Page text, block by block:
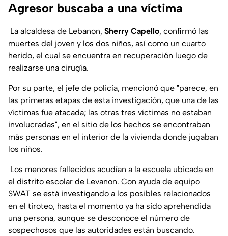
Agresor buscaba a una víctima
La alcaldesa de Lebanon, Sherry Capello, confirmó las
muertes del joven y los dos niños, así como un cuarto
herido, el cual se encuentra en recuperación luego de
realizarse una cirugía.
Por su parte, el jefe de policía, mencionó que "parece, en
las primeras etapas de esta investigación, que una de las
víctimas fue atacada; las otras tres víctimas no estaban
involucradas", en el sitio de los hechos se encontraban
más personas en el interior de la vivienda donde jugaban
los niños.
Los menores fallecidos acudían a la escuela ubicada en
el distrito escolar de Levanon. Con ayuda de equipo
SWAT se está investigando a los posibles relacionados
en el tiroteo, hasta el momento ya ha sido aprehendida
una persona, aunque se desconoce el número de
sospechosos que las autoridades están buscando.